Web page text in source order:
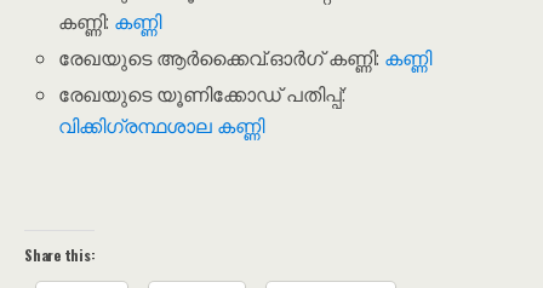
കണ്ണി: കണ്ണി
രേഖയുടെ ആർക്കൈവ്.ഓർഗ് കണ്ണി: കണ്ണി
രേഖയുടെ യൂണിക്കോഡ് പതിപ്പ്:
വിക്കിഗ്രന്ഥശാല കണ്ണി
Share this: